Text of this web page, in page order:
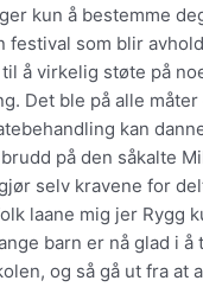
kun å bestemme
festival som blir
å virkelig støte på
Det ble på alle
kan
på den såkalte
selv kravene for
laane mig jer Rygg
barn er nå glad i
og så gå ut fra